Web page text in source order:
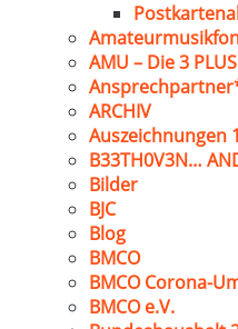
AMU – Die 3 PLUS
ARCHIV
Auszeichnungen 1
B33TH0V3N…
Bilder
BJC
Blog
BMCO
BMCO Corona-
BMCO e.V.